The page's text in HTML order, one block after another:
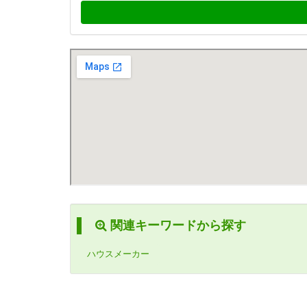
関連キーワードから探す
ハウスメーカー